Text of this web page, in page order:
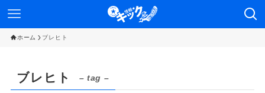
ホーム ブレヒト
ブレヒト – tag –